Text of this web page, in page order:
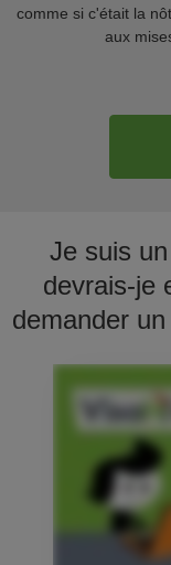
comme si c'était la
aux
Je suis
devrais-je
demander